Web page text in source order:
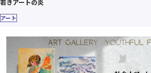
若きアートの炎
アート